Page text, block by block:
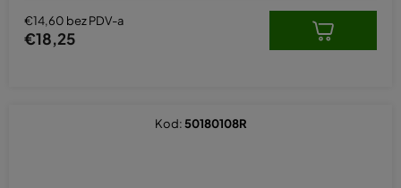
€14,60 bez PDV-a
€18,25
Kod: 50180108R